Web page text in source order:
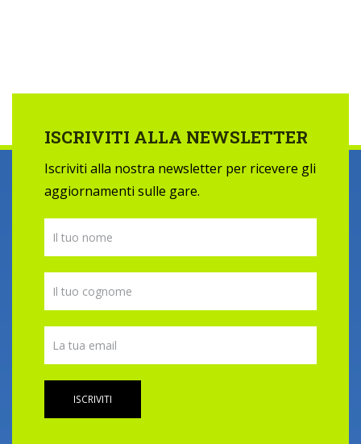
ISCRIVITI ALLA NEWSLETTER
Iscriviti alla nostra newsletter per ricevere gli
aggiornamenti sulle gare.
ISCRIVITI